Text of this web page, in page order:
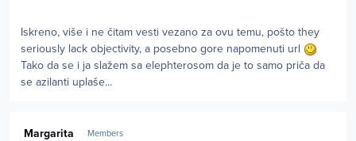
Iskreno, više i ne čitam vesti vezano za ovu temu, pošto they
seriously lack objectivity, a posebno gore napomenuti url
Tako da se i ja slažem sa elephterosom da je to samo priča da
se azilanti uplaše...
Margarita Members